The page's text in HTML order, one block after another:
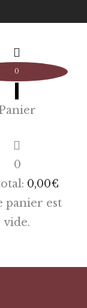
0
0
0,00€
panier est
vide.